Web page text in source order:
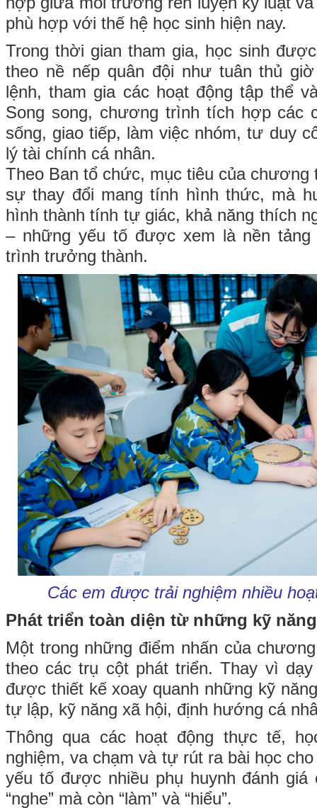
phù hợp với thế hệ học sinh hiện nay.
Trong thời gian tham gia, học sinh
theo nề nếp quân đội như tuân thủ
lệnh, tham gia các hoạt động tập thể
Song song, chương trình tích hợp các
sống, giao tiếp, làm việc nhóm, tư duy
lý tài chính cá nhân.
Theo Ban tổ chức, mục tiêu của chương
sự thay đổi mang tính hình thức, mà
hình thành tính tự giác, khả năng thích
– những yếu tố được xem là nền tảng
trình trưởng thành.
Các em được trải nghiệm nhiều
Phát triển toàn diện từ những kỹ
Một trong những điểm nhấn của
theo các trụ cột phát triển. Thay vì
được thiết kế xoay quanh những kỹ
tự lập, kỹ năng xã hội, định hướng cá
Thông qua các hoạt động thực tế,
nghiệm, va chạm và tự rút ra bài học
yếu tố được nhiều phụ huynh đánh giá
“nghe” mà còn “làm” và “hiểu”.